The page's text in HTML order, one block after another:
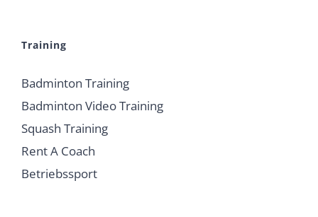
Training
Badminton Training
Badminton Video Training
Squash Training
Rent A Coach
Betriebssport